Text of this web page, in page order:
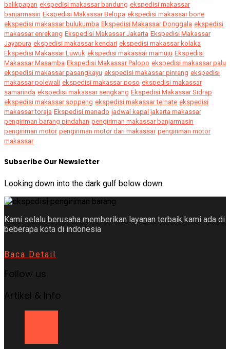
balikpapan ekspedisi makassar bandung ekspedisi makassar
banjarmasin Ekspedisi Makassar Belopa ekspedisi makassar bone
ekspedisi makassar bulukumba Ekspedisi Makassar Donggala ekspedisi
makassar enrekang Ekspedisi Makassar Jakarta Ekspedisi Makassar
Jayapura ekspedisi makassar kendari ekspedisi makassar kolaka
Ekspedisi Makassar Luwuk ekspedisi makassar mamuju Ekspedisi
Makassar Masamba Ekspedisi Makassar Palopo ekspedisi makassar palu
ekspedisi makassar pasangkayu ekspedisi makassar pinrang ekspedisi
makassar polewali ekspedisi makassar poso ekspedisi makassar
samarinda ekspedisi makassar sengkang Ekspedisi Makassar Sidrap
ekspedisi makassar soppeng ekspedisi makassar ternate ekspedisi
makassar toraja Ekspedisi manado jadwal kapal jakarta makassar
pengiriman barang pindahan pengiriman makassar banjarmasin
pengiriman motor pengiriman motor dari makassar pengiriman motor
makassar
Subscribe Our Newsletter
Looking down into the dark gulf below down.
Kami selalu berusaha memberikan layanan terbaik kami ada di
beberapa kota di indonesia
Baca Detail
Follow us
Artikel & Info